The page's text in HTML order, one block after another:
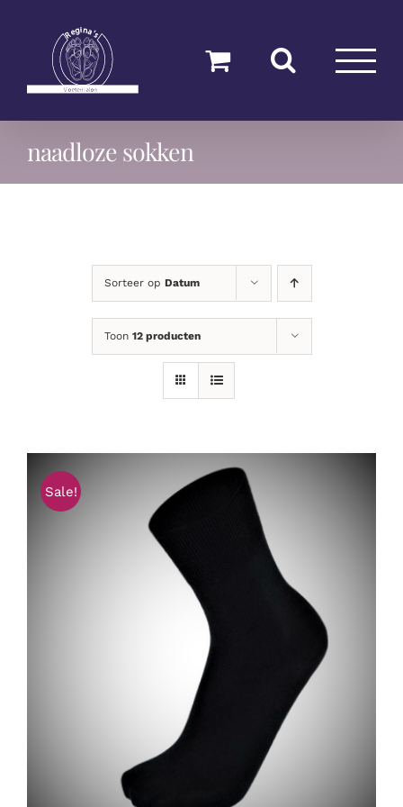
naadloze sokken
Sorteer op Datum
Toon 12 producten
Sale!